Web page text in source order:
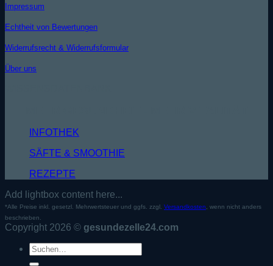
Impressum
Echtheit von Bewertungen
Widerrufsrecht & Widerrufsformular
Über uns
INFOTHEK
SÄFTE & SMOOTHIE
REZEPTE
Add lightbox content here...
*Alle Preise inkl. gesetzl. Mehrwertsteuer und ggfs. zzgl. Versandkosten , wenn nicht anders
beschrieben.
Copyright 2026 © gesundezelle24.com
Suche
nach: